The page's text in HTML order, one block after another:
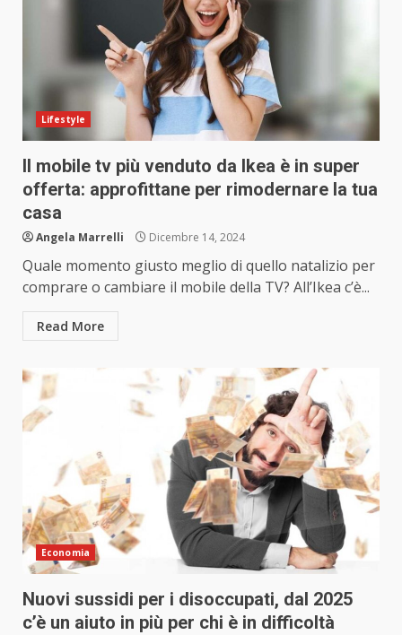
Lifestyle
Il mobile tv più venduto da Ikea è in super
offerta: approfittane per rimodernare la tua
casa
Angela Marrelli Dicembre 14, 2024
Quale momento giusto meglio di quello natalizio per
comprare o cambiare il mobile della TV? All’Ikea c’è...
Read More
Economia
Nuovi sussidi per i disoccupati, dal 2025
c’è un aiuto in più per chi è in difficoltà